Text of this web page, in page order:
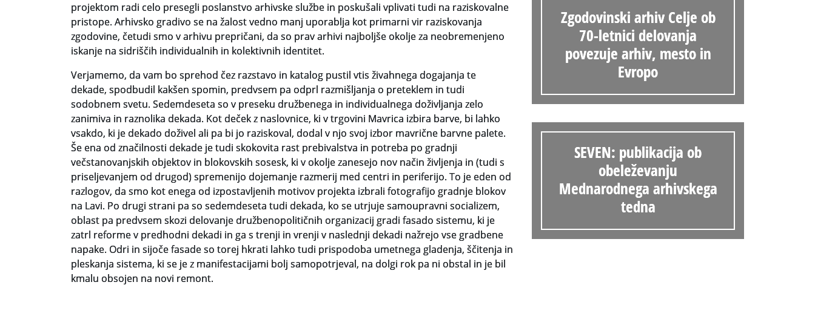
projektom radi celo presegli poslanstvo arhivske službe in poskušali vplivati tudi na raziskovalne
pristope. Arhivsko gradivo se na žalost vedno manj uporablja kot primarni vir raziskovanja
zgodovine, četudi smo v arhivu prepričani, da so prav arhivi najboljše okolje za neobremenjeno
iskanje na sidriščih individualnih in kolektivnih identitet.
Verjamemo, da vam bo sprehod čez razstavo in katalog pustil vtis živahnega dogajanja te
dekade, spodbudil kakšen spomin, predvsem pa odprl razmišljanja o preteklem in tudi
sodobnem svetu. Sedemdeseta so v preseku družbenega in individualnega doživljanja zelo
zanimiva in raznolika dekada. Kot deček z naslovnice, ki v trgovini Mavrica izbira barve, bi lahko
vsakdo, ki je dekado doživel ali pa bi jo raziskoval, dodal v njo svoj izbor mavrične barvne palete.
Še ena od značilnosti dekade je tudi skokovita rast prebivalstva in potreba po gradnji
večstanovanjskih objektov in blokovskih sosesk, ki v okolje zanesejo nov način življenja in (tudi s
priseljevanjem od drugod) spremenijo dojemanje razmerij med centri in periferijo. To je eden od
razlogov, da smo kot enega od izpostavljenih motivov projekta izbrali fotografijo gradnje blokov
na Lavi. Po drugi strani pa so sedemdeseta tudi dekada, ko se utrjuje samoupravni socializem,
oblast pa predvsem skozi delovanje družbenopolitičnih organizacij gradi fasado sistemu, ki je
zatrl reforme v predhodni dekadi in ga s trenji in vrenji v naslednji dekadi nažrejo vse gradbene
napake. Odri in sijoče fasade so torej hkrati lahko tudi prispodoba umetnega gladenja, ščitenja in
pleskanja sistema, ki se je z manifestacijami bolj samopotrjeval, na dolgi rok pa ni obstal in je bil
kmalu obsojen na novi remont.
Zgodovinski arhiv Celje ob
70-letnici delovanja
povezuje arhiv, mesto in
Evropo
SEVEN: publikacija ob
obeleževanju
Mednarodnega arhivskega
tedna